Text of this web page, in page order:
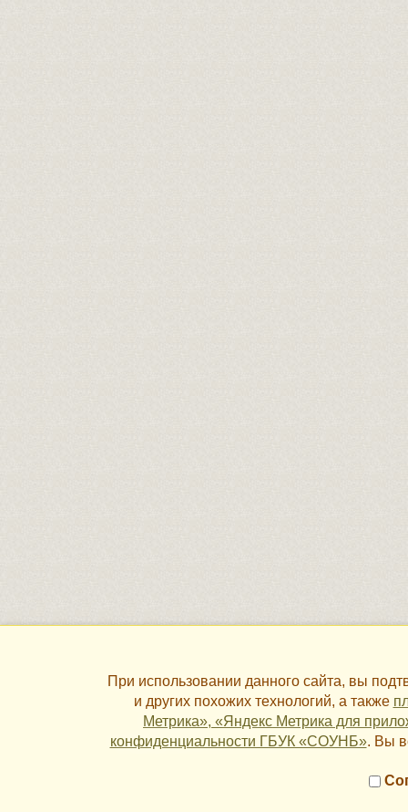
При использовании данного сайта, вы
и других похожих технологий, а также
Метрика», «Яндекс Метрика для
конфиденциальности ГБУК «СОУНБ». Вы